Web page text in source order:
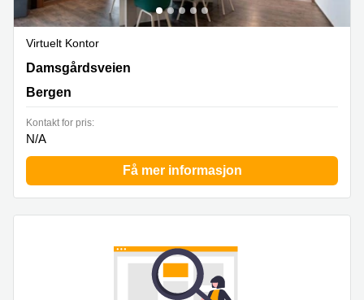
Virtuelt Kontor
Damsgårdsveien 50, Bergen
Damsgårdsveien
Bergen
Kontakt for pris:
N/A
Få mer informasjon